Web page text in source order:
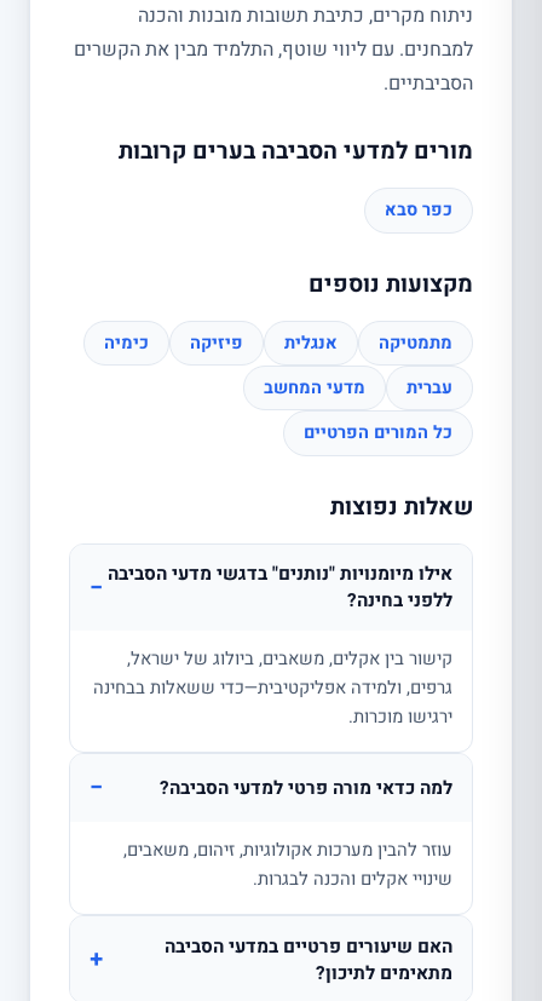
ניתוח מקרים, כתיבת תשובות מובנות והכנה
למבחנים. עם ליווי שוטף, התלמיד מבין את הקשרים
הסביבתיים.
מורים למדעי הסביבה בערים קרובות
כפר סבא
מקצועות נוספים
מתמטיקה אנגלית פיזיקה
כימיה
עברית
מדעי המחשב
כל המורים הפרטיים
שאלות נפוצות
אילו מיומנויות "נותנים" בדגשי מדעי הסביבה
ללפני בחינה?
−
קישור בין אקלים, משאבים, ביולוג של ישראל,
גרפים, ולמידה אפליקטיבית—כדי ששאלות בבחינה
ירגישו מוכרות.
למה כדאי מורה פרטי למדעי הסביבה? −
עוזר להבין מערכות אקולוגיות, זיהום, משאבים,
שינויי אקלים והכנה לבגרות.
האם שיעורים פרטיים במדעי הסביבה
מתאימים לתיכון?
+